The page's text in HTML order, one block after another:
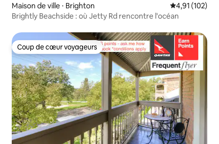
Maison de ville ⋅ Brighton Évaluation
4,91 (102)
Brightly Beachside : où Jetty Rd rencontre l'océan
Coup de cœur voyageurs
Coup de cœur voyageurs